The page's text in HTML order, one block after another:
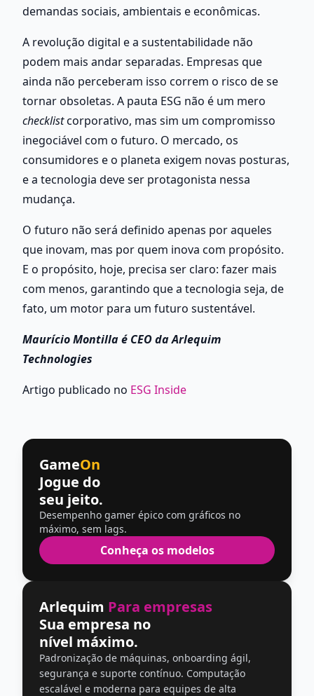
demandas sociais, ambientais e econômicas.
A revolução digital e a sustentabilidade não
podem mais andar separadas. Empresas que
ainda não perceberam isso correm o risco de se
checklist corporativo, mas sim um compromisso
inegociável com o futuro. O mercado, os
consumidores e o planeta exigem novas posturas,
e a tecnologia deve ser protagonista nessa
mudança.
O futuro não será definido apenas por aqueles
que inovam, mas por quem inova com propósito.
E o propósito, hoje, precisa ser claro: fazer mais
com menos, garantindo que a tecnologia seja, de
fato, um motor para um futuro sustentável.
Maurício Montilla é CEO da Arlequim
Technologies
Artigo publicado no ESG Inside
GameOn
Jogue do
seu jeito.
Desempenho gamer épico com gráficos no
máximo, sem lags.
Conheça os modelos
Arlequim Para empresas
Sua empresa no
nível máximo.
Padronização de máquinas, onboarding ágil,
segurança e suporte contínuo. Computação
escalável e moderna para equipes de alta